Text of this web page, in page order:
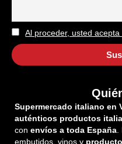
Al proceder, usted
Supermercado italiano en
auténticos productos
con envíos a toda España.
embutidos, vinos y